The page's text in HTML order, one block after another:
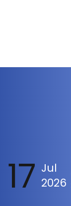
17 Jul
2026